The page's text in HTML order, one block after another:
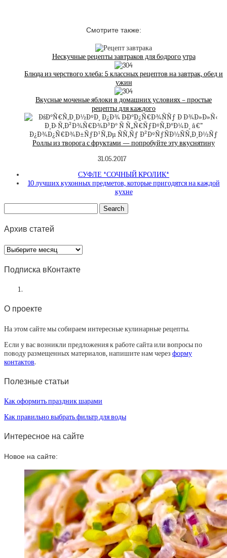
Смотрите также:
Нескучные рецепты завтраков для бодрого утра
Блюда из черствого хлеба: 5 классных рецептов на завтрак, обед и
ужин
Вкусные моченые яблоки в домашних условиях – простые
рецепты для каждого
Роллы из творога с фруктами — попробуйте эту вкуснятину
31.05.2017
СУФЛЕ *СОЧНЫЙ КРОЛИК*
10 лучших кухонных предметов, которые пригодятся на каждой
кухне
Архив статей
Архив
статей
Подписка вКонтакте
О проекте
На этом сайте мы собираем интересные кулинарные рецепты.
Если у вас возникли предложения к работе сайта или вопросы по
поводу размещенных материалов, напишите нам через форму
контактов.
Полезные статьи
Как оформить праздник шарами
Как правильно выбрать фильтр для воды
Интересное на сайте
Новое на сайте: